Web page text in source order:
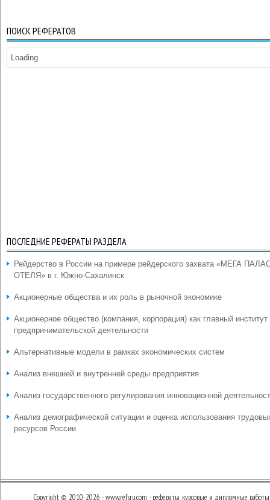
ПОИСК РЕФЕРАТОВ
Loading
ПОСЛЕДНИЕ РЕФЕРАТЫ РАЗДЕЛА
Рейдерство в России на примере рейдерского захвата «МЕГА
ОТЕЛЯ» в г. Южно-Сахалинск
Акционерные общества и их роль в рыночной экономике
Акционерное общество (компания, корпорация) как главный институт
предпринимательской деятельности
Альтернативные модели в рамках экономических систем
Анализ внешней и внутренней среды предприятия
Анализ государственного регулирования инновационной
Анализ демографической ситуации и оценка использования
ресурсов России
Copyright © 2010-2026 - www.refsru.com - рефераты, курсовые и дипломные работы